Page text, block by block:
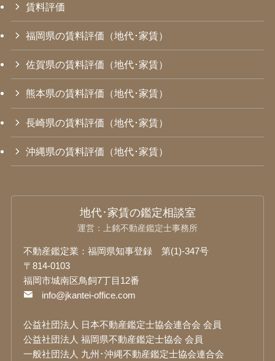
賃料評価
福岡県の賃料評価（地代･家賃）
佐賀県の賃料評価（地代･家賃）
熊本県の賃料評価（地代･家賃）
長崎県の賃料評価（地代･家賃）
沖縄県の賃料評価（地代･家賃）
地代･家賃の鑑定相談室
運営：上銘不動産鑑定士事務所
不動産鑑定業：福岡県知事登録 第(1)-347号
〒814-0103
福岡市城南区鳥飼7丁目12番
info@jkantei-office.com
公益社団法人 日本不動産鑑定士協会連合会 会員
公益社団法人 福岡県不動産鑑定士協会 会員
一般社団法人 九州･沖縄不動産鑑定士協会連合会